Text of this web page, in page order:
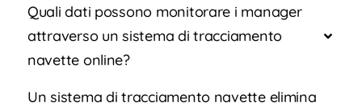
Quali dati possono monitorare i manager
attraverso un sistema di tracciamento
navette online?
Un sistema di tracciamento navette elimina